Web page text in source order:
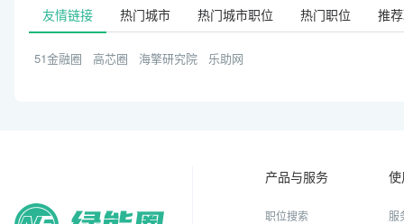
友情链接 热门城市 热门城市职位 热门职位 推
51金融圈 高芯圈 海擎研究院 乐助网
产品与服务
职位搜索
服